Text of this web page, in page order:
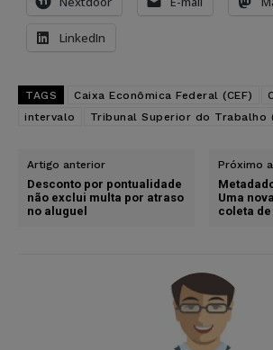
LinkedIn
TAGS Caixa Econômica Federal (CEF)
intervalo
Tribunal Superior do Trabalho
Artigo anterior
Desconto por pontualidade
não exclui multa por atraso
no aluguel
Próximo
Uma
coleta